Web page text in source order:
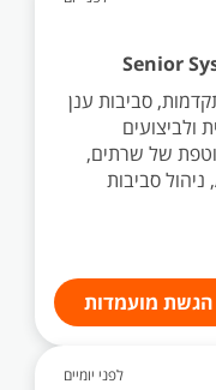
Senior
סביבות ענן
ולביצועים
של שרתים,
מערכות הפעלה Active Directory, ניהול סביבות
הגשת מועמדות
לפני יומיים